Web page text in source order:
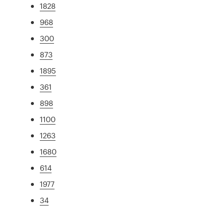
1828
968
300
873
1895
361
898
1100
1263
1680
614
1977
34